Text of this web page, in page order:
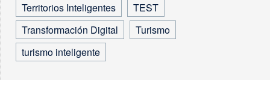
Territorios Inteligentes
TEST
Transformación Digital
Turismo
turismo inteligente